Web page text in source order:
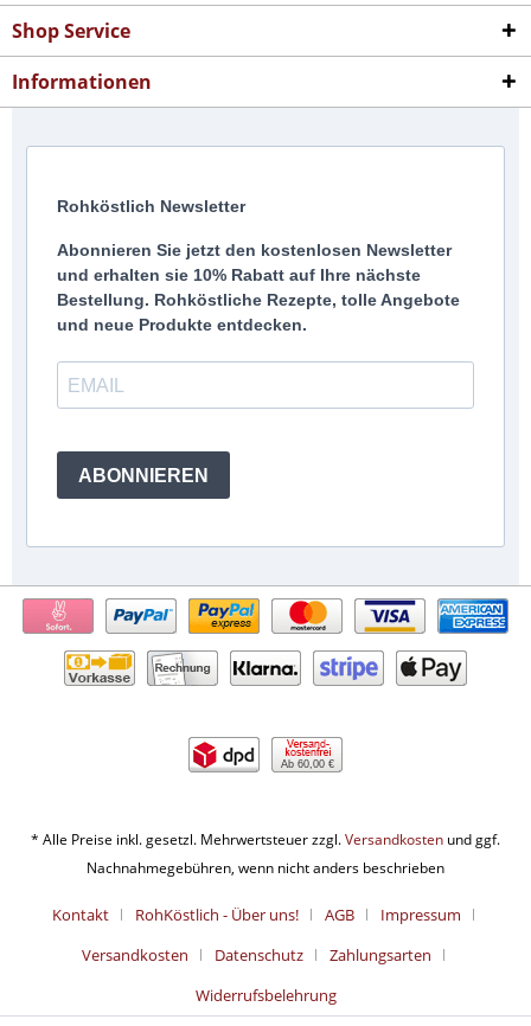
Shop Service
Informationen
Rohköstlich Newsletter
Abonnieren Sie jetzt den kostenlosen Newsletter
und erhalten sie 10% Rabatt auf Ihre nächste
Bestellung. Rohköstliche Rezepte, tolle Angebote
und neue Produkte entdecken.
ABONNIEREN
Ab 60,00 €
* Alle Preise inkl. gesetzl. Mehrwertsteuer zzgl.Versandkosten und ggf.
Nachnahmegebühren, wenn nicht anders beschrieben
Kontakt RohKöstlich - Über uns! AGB
Impressum
Versandkosten
Datenschutz
Zahlungsarten
Widerrufsbelehrung